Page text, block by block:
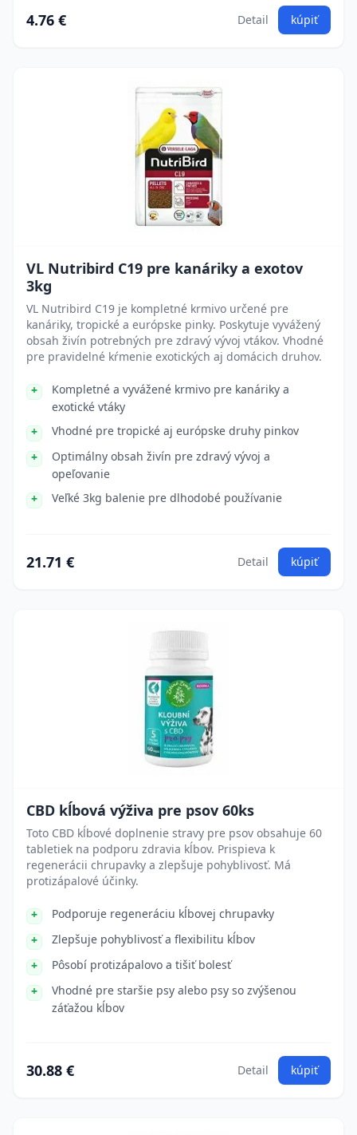
4.76 € Detail kúpiť
VL Nutribird C19 pre kanáriky a exotov
3kg
VL Nutribird C19 je kompletné krmivo určené pre
kanáriky, tropické a európske pinky. Poskytuje vyvážený
obsah živín potrebných pre zdravý vývoj vtákov. Vhodné
pre pravidelné kŕmenie exotických aj domácich druhov.
Kompletné a vyvážené krmivo pre kanáriky a
exotické vtáky
Vhodné pre tropické aj európske druhy pinkov
Optimálny obsah živín pre zdravý vývoj a
opeľovanie
Veľké 3kg balenie pre dlhodobé používanie
21.71 € Detail kúpiť
CBD kĺbová výživa pre psov 60ks
Toto CBD kĺbové doplnenie stravy pre psov obsahuje 60
tabletiek na podporu zdravia kĺbov. Prispieva k
regenerácii chrupavky a zlepšuje pohyblivosť. Má
protizápalové účinky.
Podporuje regeneráciu kĺbovej chrupavky
Zlepšuje pohyblivosť a flexibilitu kĺbov
Pôsobí protizápalovo a tišiť bolesť
Vhodné pre staršie psy alebo psy so zvýšenou
záťažou kĺbov
30.88 € Detail kúpiť